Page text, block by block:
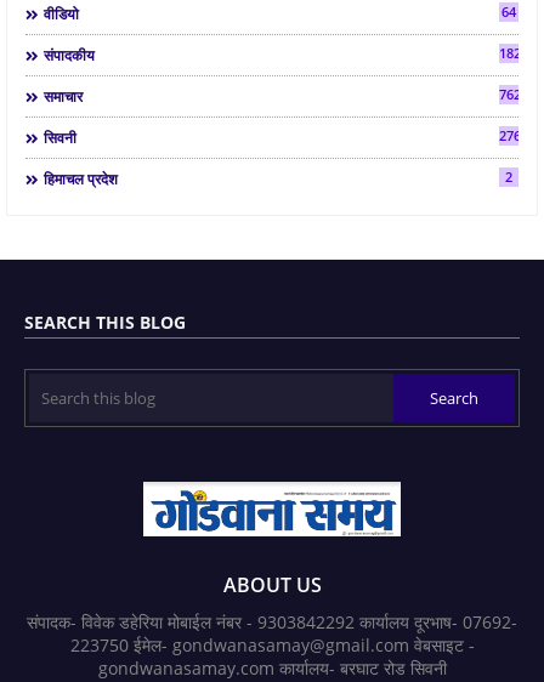
वीडियो 64
संपादकीय 182
समाचार 7624
सिवनी 2763
हिमाचल प्रदेश 2
SEARCH THIS BLOG
ABOUT US
संपादक- विवेक डहेरिया मोबाईल नंबर - 9303842292 कार्यालय दूरभाष- 07692-
223750 ईमेल- gondwanasamay@gmail.com वेबसाइट -
gondwanasamay.com कार्यालय- बरघाट रोड सिवनी